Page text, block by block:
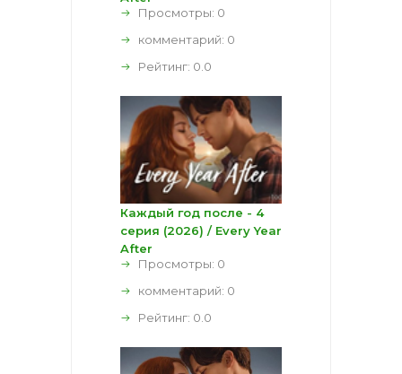
Просмотры: 0
комментарий: 0
Рейтинг: 0.0
Каждый год после - 4
серия (2026) / Every Year
After
Просмотры: 0
комментарий: 0
Рейтинг: 0.0